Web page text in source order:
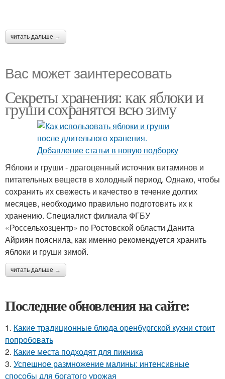
читать дальше →
Вас может заинтересовать
Секреты хранения: как яблоки и
груши сохранятся всю зиму
Яблоки и груши - драгоценный источник витаминов и
питательных веществ в холодный период. Однако, чтобы
сохранить их свежесть и качество в течение долгих
месяцев, необходимо правильно подготовить их к
хранению. Специалист филиала ФГБУ
«Россельхозцентр» по Ростовской области Данита
Айриян пояснила, как именно рекомендуется хранить
яблоки и груши зимой.
читать дальше →
Последние обновления на сайте:
1. Какие традиционные блюда оренбургской кухни стоит
попробовать
2. Какие места подходят для пикника
3. Успешное размножение малины: интенсивные
способы для богатого урожая